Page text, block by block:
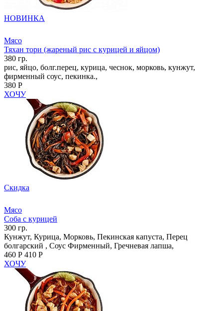
НОВИНКА
Мясо
Тяхан тори (жареный рис с курицей и яйцом)
380 гр.
рис, яйцо, болг.перец, курица, чеснок, морковь, кунжут,
фирменный соус, пекинка.,
380 Р
ХОЧУ
Скидка
Мясо
Соба с курицей
300 гр.
Кунжут, Курица, Морковь, Пекинская капуста, Перец
болгарский , Соус Фирменный, Гречневая лапша,
460 Р 410 Р
ХОЧУ